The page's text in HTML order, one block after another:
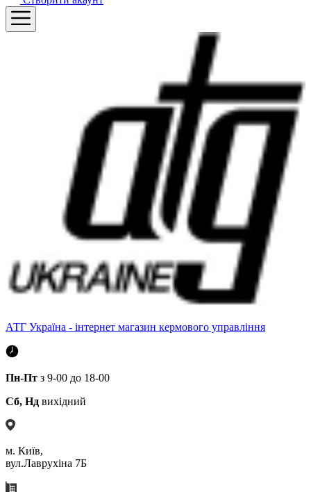
АТГ Україна - інтернет магазин кермового управління
Пн-Пт з 9-00 до 18-00
Сб, Нд вихідний
м. Київ,
вул.Лаврухіна 7Б